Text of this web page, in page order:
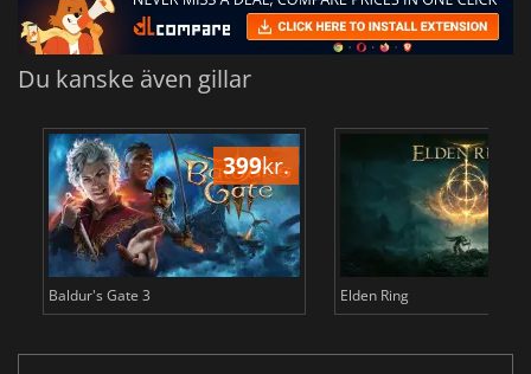
Du kanske även gillar
399kr.
Baldur's Gate 3 Elden Ring